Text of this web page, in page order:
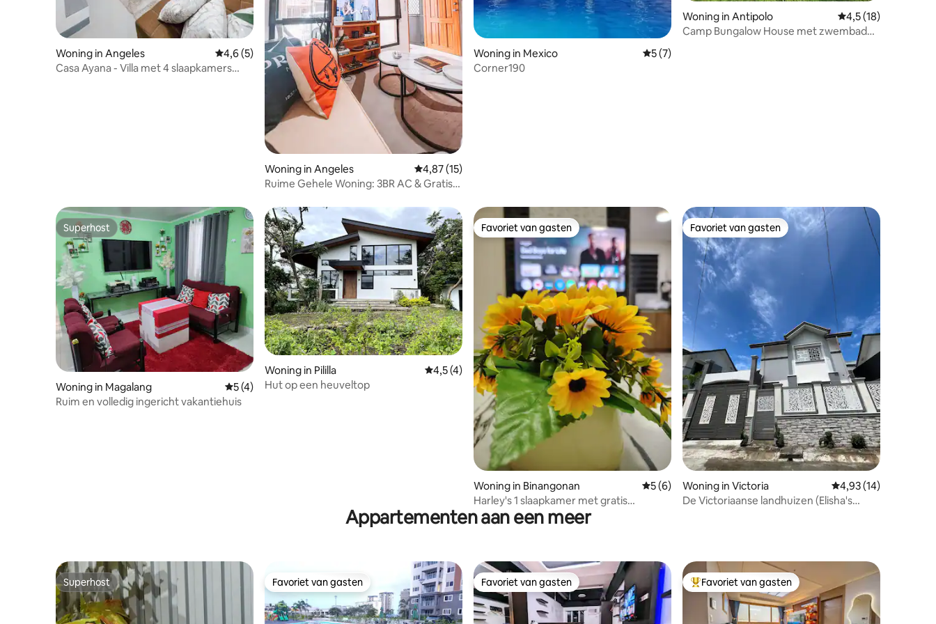
Woning in Angeles Gemiddelde beoordeling van 4,6 uit 5, 5 recensies
4,6 (5)
Casa Ayana - Villa met 4 slaapkamers
Woning in Angeles Gemiddelde beoordeling van 4,87 uit 5, 15 recensies
4,87 (15)
Ruime Gehele Woning: 3BR AC & Gratis
Woning in Mexico Gemiddelde beoordeling van 5 uit 5, 7 recensies
5 (7)
Corner190
Woning in Antipolo Gemiddelde
4,5 (18)
Camp Bungalow House met zwembad
Superhost
Superhost
Woning in Magalang Gemiddelde beoordeling van 5 uit 5, 4 recensies
5 (4)
Ruim en volledig ingericht vakantiehuis
Woning in Pililla Gemiddelde beoordeling van 4,5 uit 5, 4 recensies
4,5 (4)
Hut op een heuveltop
Favoriet van gasten
Favoriet van gasten
Woning in Binangonan Gemiddelde beoordeling van 5 uit 5, 6 recensies
5 (6)
Harley's 1 slaapkamer met gratis
parkeergelegenheid
Favoriet van gasten
Favoriet van gasten
Woning in Victoria Gemiddelde
4,93 (14)
De Victoriaanse landhuizen (Elisha's
Appartementen aan een meer
Superhost
Superhost Favoriet van gasten
Favoriet van gasten Favoriet van gasten
Favoriet van gasten Topfavoriet van gasten
Favoriet van gasten